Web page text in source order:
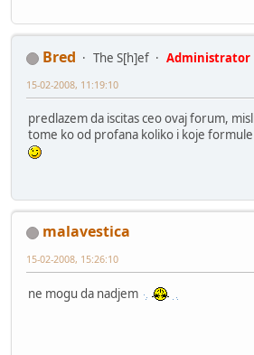
Bred The S[h]ef
Administrator
15-02-2008, 11:19:10
predlazem da iscitas ceo ovaj forum,
tome ko od profana koliko i koje
malavestica
15-02-2008, 15:26:10
ne mogu da nadjem